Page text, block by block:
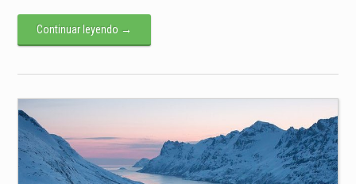
Continuar leyendo →